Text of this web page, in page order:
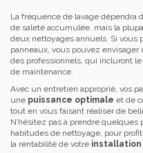
La fréquence de lavage dépendra
de saleté accumulée, mais la
deux nettoyages annuels. Si vous
panneaux, vous pouvez
des professionnels, qui incluront
de maintenance.
Avec un entretien approprié, vos
une puissance optimale et de
tout en vous faisant réaliser de
N’hésitez pas à prendre quelques
habitudes de nettoyage, pour
la rentabilité de votre